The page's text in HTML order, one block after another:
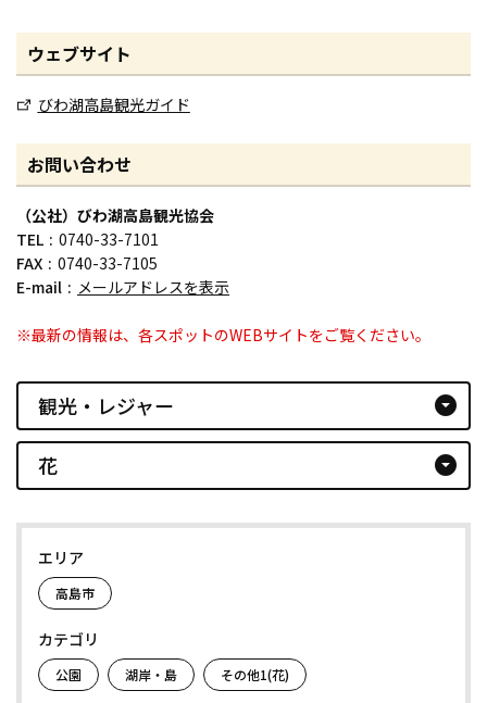
ウェブサイト
びわ湖高島観光ガイド
お問い合わせ
（公社）びわ湖高島観光協会
TEL
0740-33-7101
FAX
0740-33-7105
E-mail
メールアドレスを表示
※最新の情報は、各スポットのWEBサイトをご覧ください。
観光・レジャー arrow_drop_down_circle
花 arrow_drop_down_circle
エリア
高島市
カテゴリ
公園 湖岸・島 その他1(花)